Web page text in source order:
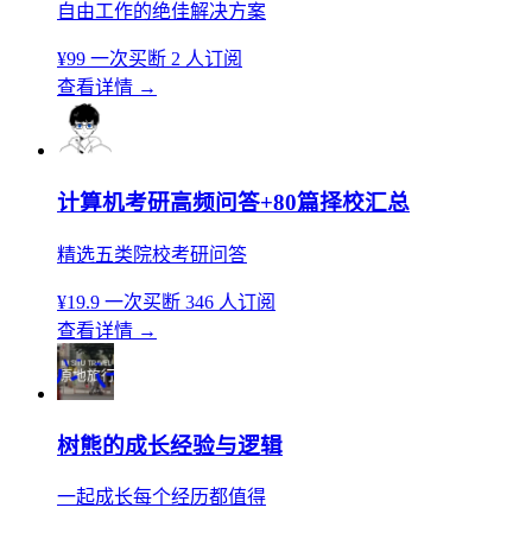
自由工作的绝佳解决方案
¥99 一次买断 2 人订阅
查看详情 →
计算机考研高频问答+80篇择校汇总
精选五类院校考研问答
¥19.9 一次买断 346 人订阅
查看详情 →
树熊的成长经验与逻辑
一起成长每个经历都值得